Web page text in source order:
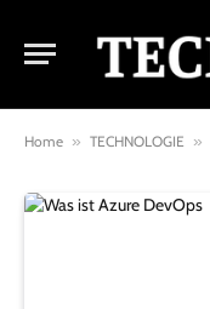
Home » TECHNOLOGIE »